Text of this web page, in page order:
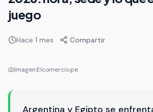
juego
Hace 1 mes Compartir
Imagen:Elcomercio.pe
Argentina y Egipto se